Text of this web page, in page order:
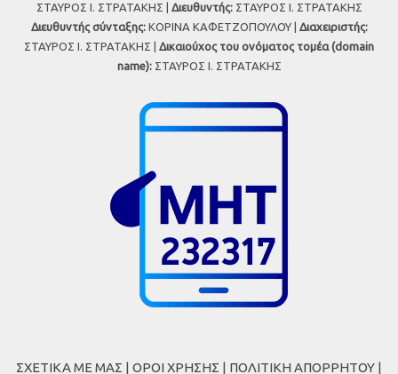
ΣΤΑΥΡΟΣ Ι. ΣΤΡΑΤΑΚΗΣ | Διευθυντής:ΣΤΑΥΡΟΣ Ι. ΣΤΡΑΤΑΚΗΣ
Διευθυντής σύνταξης:ΚΟΡΙΝΑ ΚΑΦΕΤΖΟΠΟΥΛΟΥ | Διαχειριστής:
ΣΤΑΥΡΟΣ Ι. ΣΤΡΑΤΑΚΗΣ | Δικαιούχος του ονόματος τομέα (domain
name):ΣΤΑΥΡΟΣ Ι. ΣΤΡΑΤΑΚΗΣ
ΣΧΕΤΙΚΑ ΜΕ ΜΑΣ | ΟΡΟΙ ΧΡΗΣΗΣ | ΠΟΛΙΤΙΚΗ ΑΠΟΡΡΗΤΟΥ |